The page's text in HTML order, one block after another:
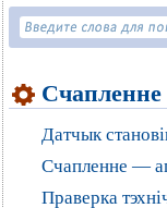
Счапленне
Датчык
Счапленне —
Праверка